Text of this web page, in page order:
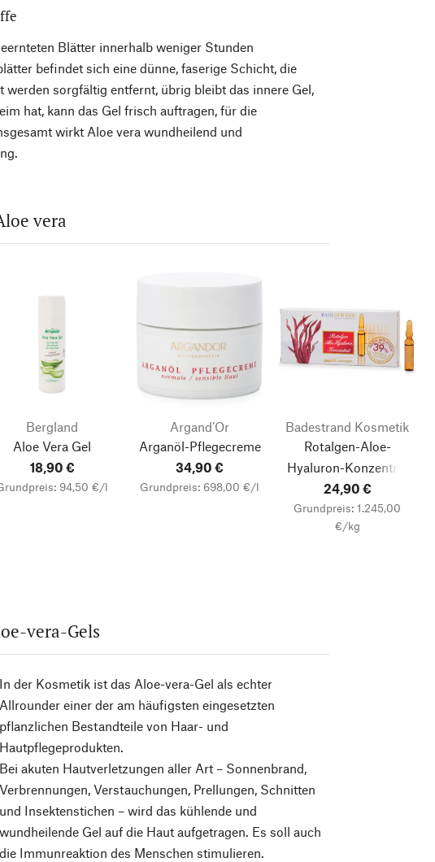
Blätter innerhalb weniger Stunden
befindet sich eine dünne, faserige Schicht, die
sorgfältig entfernt, übrig bleibt das innere Gel,
hat, kann das Gel frisch auftragen, für die
wirkt Aloe vera wundheilend und
vera
Bergland
Aloe Vera Gel
18,90 €
94,50 €/l
Argand’Or
Arganöl-Pflegecreme
34,90 €
Grundpreis: 698,00 €/l
Badestrand Kosmetik
Rotalgen-Aloe-
Hyaluron-Konzentrat
24,90 €
Grundpreis: 1.245,00
€/kg
vera-Gels
In der Kosmetik ist das Aloe-vera-Gel als echter
Allrounder einer der am häufigsten eingesetzten
pflanzlichen Bestandteile von Haar- und
Hautpflegeprodukten.
Bei akuten Hautverletzungen aller Art – Sonnenbrand,
Verbrennungen, Verstauchungen, Prellungen, Schnitten
und Insektenstichen – wird das kühlende und
wundheilende Gel auf die Haut aufgetragen. Es soll auch
die Immunreaktion des Menschen stimulieren.